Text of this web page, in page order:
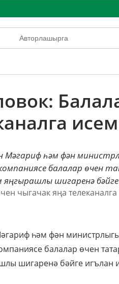
Авторлашырга
һәм фән
балалар өчен
яңгырашлы шигаренә бәйге
һәм фән
балалар өчен
шигаренә бәйге игълан